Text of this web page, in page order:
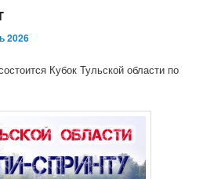
2026
Кубок Тульской области по